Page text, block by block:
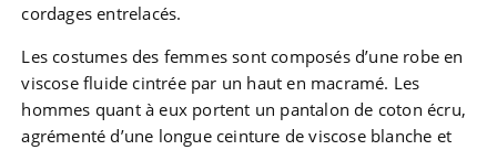
cordages entrelacés.
Les costumes des femmes sont composés d’une robe en
viscose fluide cintrée par un haut en macramé. Les
hommes quant à eux portent un pantalon de coton écru,
agrémenté d’une longue ceinture de viscose blanche et